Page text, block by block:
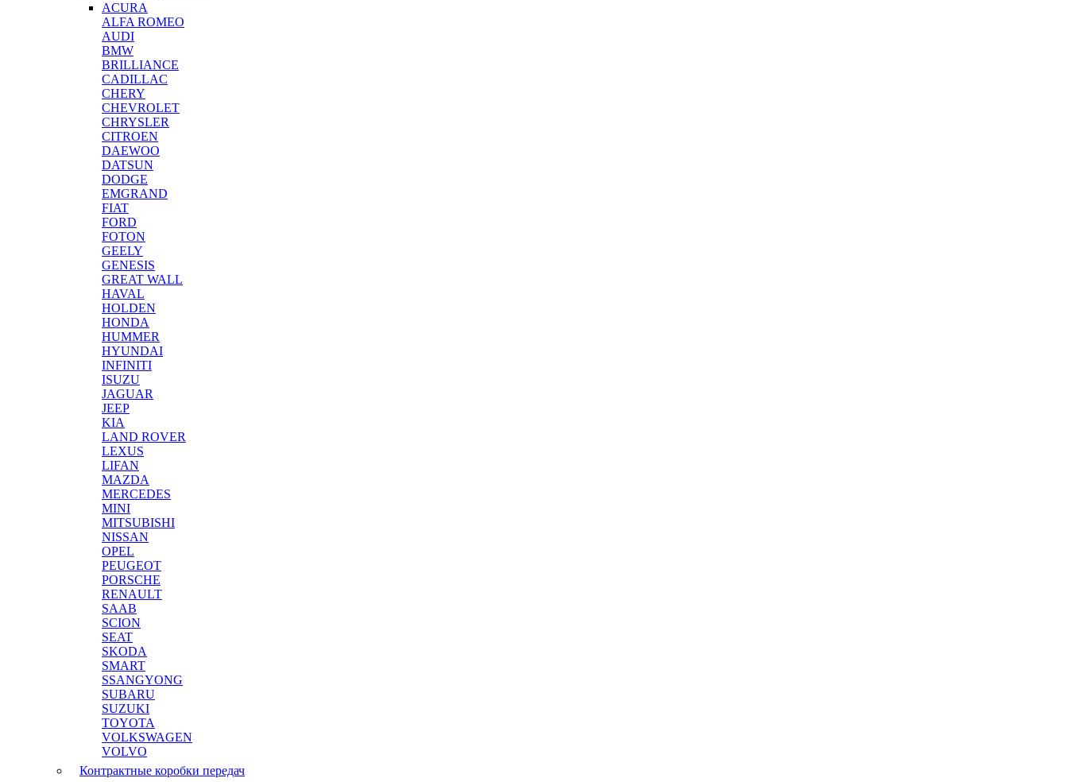
ACURA
ALFA ROMEO
AUDI
BMW
BRILLIANCE
CADILLAC
CHERY
CHEVROLET
CHRYSLER
CITROEN
DAEWOO
DATSUN
DODGE
EMGRAND
FIAT
FORD
FOTON
GEELY
GENESIS
GREAT WALL
HAVAL
HOLDEN
HONDA
HUMMER
HYUNDAI
INFINITI
ISUZU
JAGUAR
JEEP
KIA
LAND ROVER
LEXUS
LIFAN
MAZDA
MERCEDES
MINI
MITSUBISHI
NISSAN
OPEL
PEUGEOT
PORSCHE
RENAULT
SAAB
SCION
SEAT
SKODA
SMART
SSANGYONG
SUBARU
SUZUKI
TOYOTA
VOLKSWAGEN
VOLVO
Контрактные коробки передач